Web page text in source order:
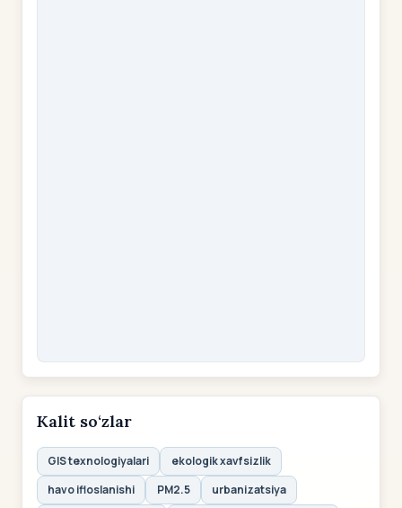
Kalit so‘zlar
GIS texnologiyalari
ekologik xavfsizlik
havo ifloslanishi
PM2.5 urbanizatsiya